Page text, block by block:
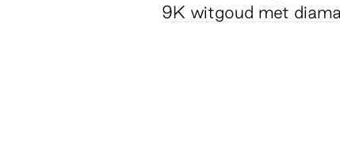
9K witgoud met